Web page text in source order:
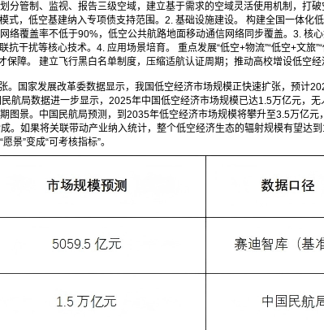
管制、监视、报告三级空域，建立基于需求的空域灵活使用机制，打
式，低空基建纳入专项债支持范围。2. 基础设施建设。 构建全国一体
覆盖率不低于90%，低空公共航路地面移动通信网络同步覆盖。3. 核
干扰等核心技术。4. 应用场景培育。 重点发展“低空+物流”“低空+文旅
障。 建立飞行黑白名单制度，压缩适航认证周期；推动高校增设低空
国家发展改革委数据显示，我国低空经济市场规模正快速扩张，预计
局数据进一步显示，2025年中国低空经济市场规模已达1.5万亿元，
图景。中国民航局预测，到2035年低空经济市场规模将攀升至3.5万亿
如果将关联带动产业纳入统计，整个低空经济生态的辐射规模有望达
景”变成“可考核指标”。